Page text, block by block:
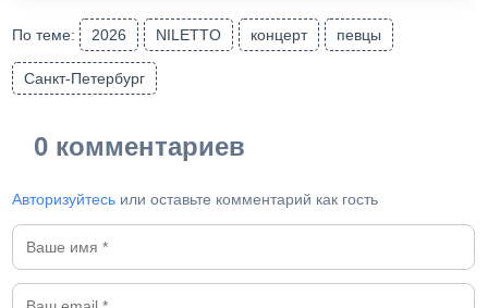
По теме: 2026 NILETTO концерт певцы
Санкт-Петербург
0 комментариев
Авторизуйтесь или оставьте комментарий как гость